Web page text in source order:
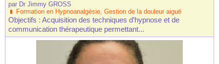
par Dr Jimmy GROSS
Formation en Hypnoanalgésie, Gestion de la douleur aiguë
Objectifs : Acquisition des techniques d’hypnose et de
communication thérapeutique permettant...